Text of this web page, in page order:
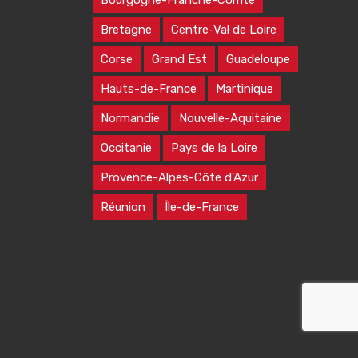
Bretagne Centre-Val de Loire
Corse Grand Est Guadeloupe
Hauts-de-France Martinique
Normandie Nouvelle-Aquitaine
Occitanie Pays de la Loire
Provence-Alpes-Côte d’Azur
Réunion Île-de-France